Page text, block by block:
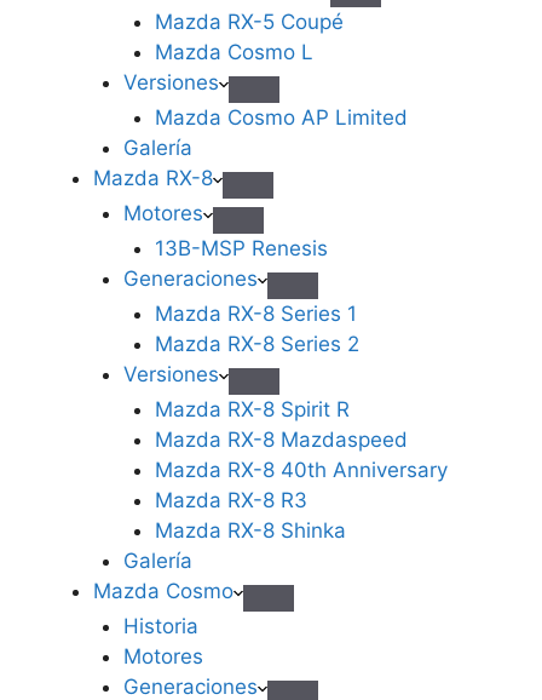
Mazda RX-5 Coupé
Mazda Cosmo L
Versiones
Mazda Cosmo AP Limited
Galería
Mazda RX-8
Motores
13B-MSP Renesis
Generaciones
Mazda RX-8 Series 1
Mazda RX-8 Series 2
Versiones
Mazda RX-8 Spirit R
Mazda RX-8 Mazdaspeed
Mazda RX-8 40th Anniversary
Mazda RX-8 R3
Mazda RX-8 Shinka
Galería
Mazda Cosmo
Historia
Motores
Generaciones